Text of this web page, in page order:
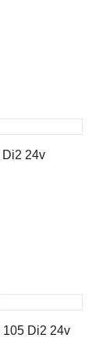
Di2 24v
105 Di2 24v